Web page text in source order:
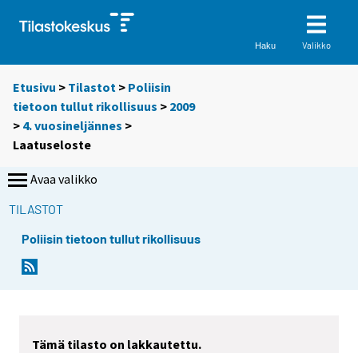
Haku Valikko
Etusivu > Tilastot > Poliisin
tietoon tullut rikollisuus > 2009
> 4. vuosineljännes >
Laatuseloste
Avaa valikko
TILASTOT
Poliisin tietoon tullut rikollisuus
Tämä tilasto on lakkautettu.